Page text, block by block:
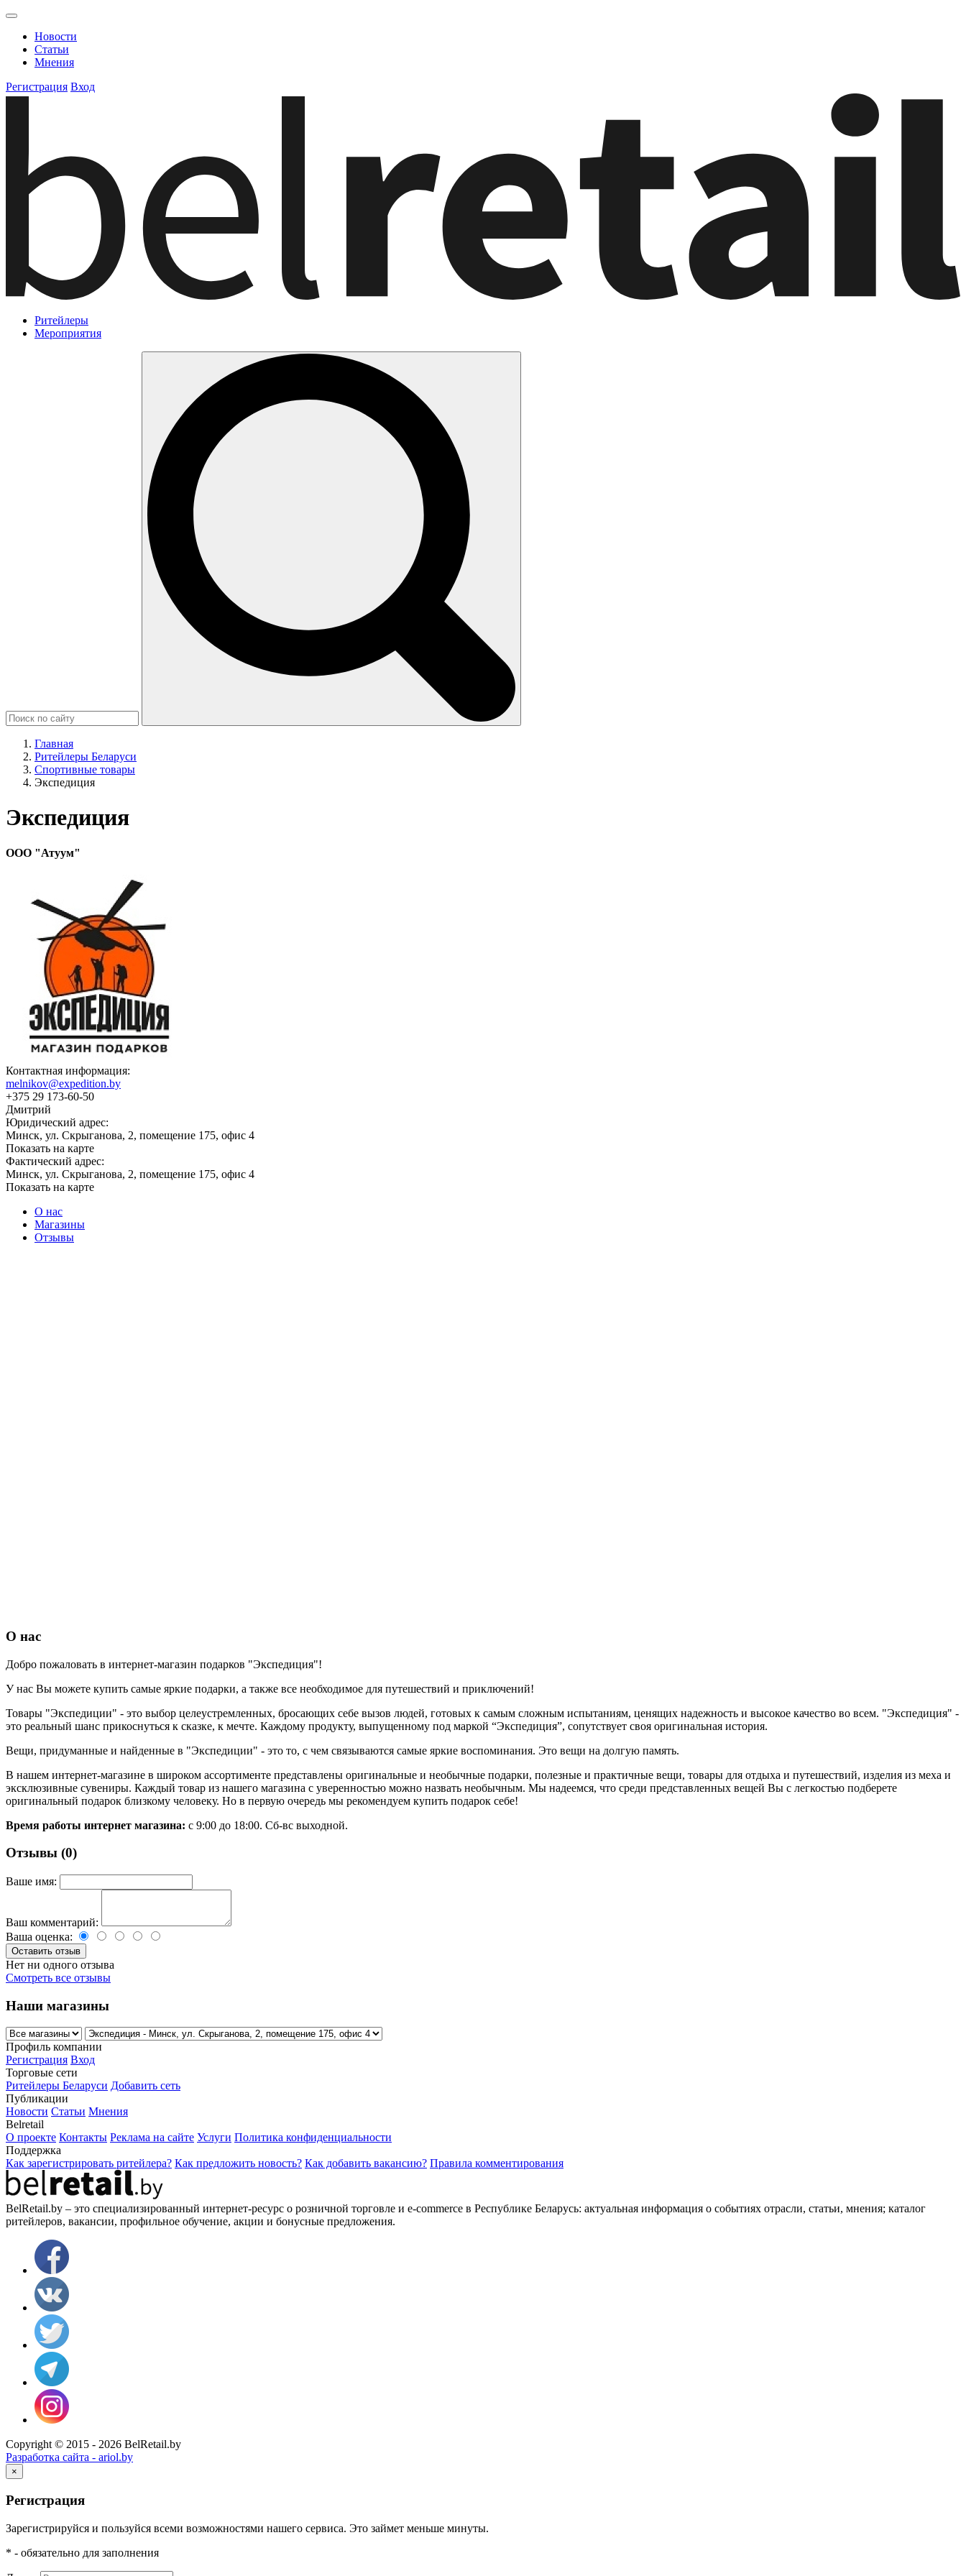
Новости
Статьи
Мнения
Регистрация Вход
Ритейлеры
Мероприятия
Главная
Ритейлеры Беларуси
Спортивные товары
Экспедиция
Экспедиция
ООО "Атуум"
Контактная информация:
melnikov@expedition.by
+375 29 173-60-50
Дмитрий
Юридический адрес:
Минск, ул. Скрыганова, 2, помещение 175, офис 4
Показать на карте
Фактический адрес:
Минск, ул. Скрыганова, 2, помещение 175, офис 4
Показать на карте
О нас
Магазины
Отзывы
О нас
Добро пожаловать в интернет-магазин подарков "Экспедиция"!
У нас Вы можете купить самые яркие подарки, а также все необходимое для путешествий и приключений!
Товары "Экспедиции" - это выбор целеустремленных, бросающих себе вызов людей, готовых к самым сложным испытаниям, ценящих надежность и высокое качество во всем. "Экспедиция" -
это реальный шанс прикоснуться к сказке, к мечте. Каждому продукту, выпущенному под маркой “Экспедиция”, сопутствует своя оригинальная история.
Вещи, придуманные и найденные в "Экспедиции" - это то, с чем связываются самые яркие воспоминания. Это вещи на долгую память.
В нашем интернет-магазине в широком ассортименте представлены оригинальные и необычные подарки, полезные и практичные вещи, товары для отдыха и путешествий, изделия из меха и
эксклюзивные сувениры. Каждый товар из нашего магазина с уверенностью можно назвать необычным. Мы надеемся, что среди представленных вещей Вы с легкостью подберете
оригинальный подарок близкому человеку. Но в первую очередь мы рекомендуем купить подарок себе!
Время работы интернет магазина: с 9:00 до 18:00. Сб-вс выходной.
Отзывы (0)
Ваше имя:
Ваш комментарий:
Ваша оценка:
Нет ни одного отзыва
Смотреть все отзывы
Наши магазины
Профиль компании
Регистрация Вход
Торговые сети
Ритейлеры Беларуси Добавить сеть
Публикации
Новости Статьи Мнения
Belretail
О проекте Контакты Реклама на сайте Услуги Политика конфиденциальности
Поддержка
Как зарегистрировать ритейлера? Как предложить новость? Как добавить вакансию? Правила комментирования
BelRetail.by – это специализированный интернет-ресурс о розничной торговле и e-commerce в Республике Беларусь: актуальная информация о событиях отрасли, статьи, мнения; каталог
ритейлеров, вакансии, профильное обучение, акции и бонусные предложения.
Copyright © 2015 - 2026 BelRetail.by
Разработка сайта - ariol.by
×
Регистрация
Зарегистрируйся и пользуйся всеми возможностями нашего сервиса. Это займет меньше минуты.
* - обязательно для заполнения